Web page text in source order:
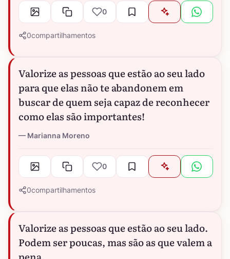
0
0compartilhamentos
Valorize as pessoas que estão ao seu lado
para que elas não te abandonem em
buscar de quem seja capaz de reconhecer
como elas são importantes!
Marianna Moreno
0
0compartilhamentos
Valorize as pessoas que estão ao seu lado.
Podem ser poucas, mas são as que valem a